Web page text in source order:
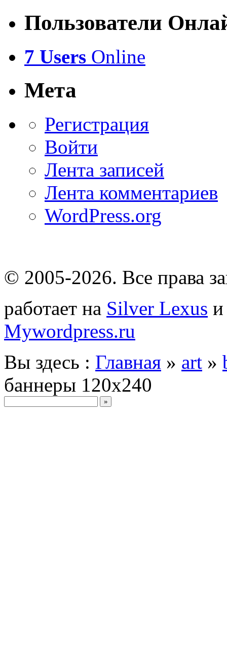
Пользователи
7 Users Online
Мета
Регистрация
Войти
Лента записей
Лента комментариев
WordPress.org
© 2005-2026. Все права
работает на Silver Lexus
Mywordpress.ru
Вы здесь : Главная » art »
баннеры 120х240